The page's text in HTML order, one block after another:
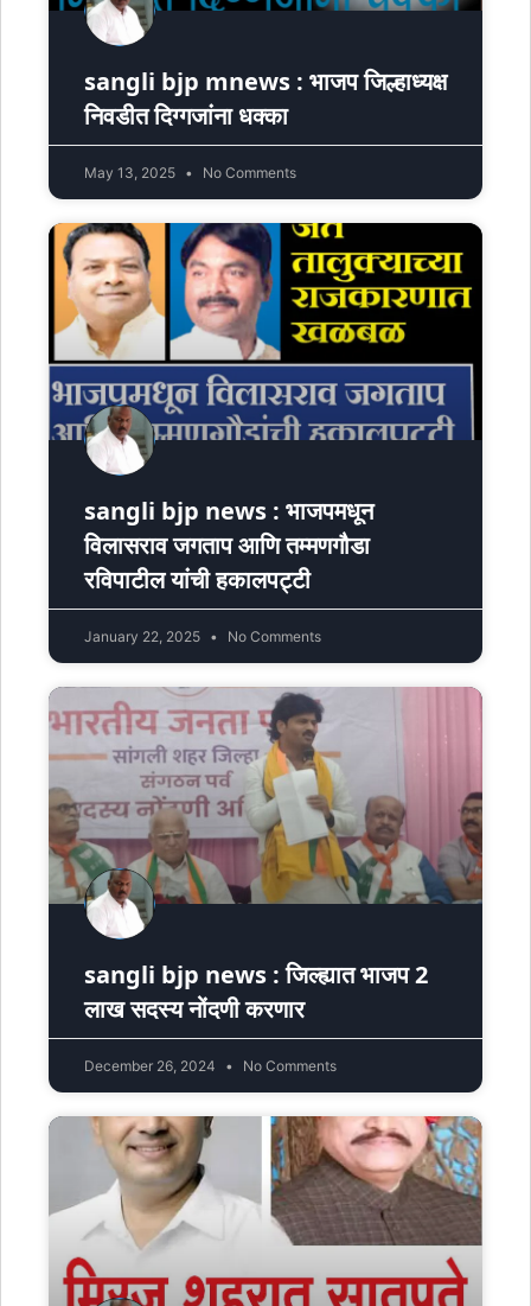
sangli bjp mnews : भाजप जिल्हाध्यक्ष
निवडीत दिग्गजांना धक्का
May 13, 2025 No Comments
sangli bjp news : भाजपमधून
विलासराव जगताप आणि तम्मणगौडा
रविपाटील यांची हकालपट्टी
January 22, 2025 No Comments
sangli bjp news : जिल्ह्यात भाजप 2
लाख सदस्य नोंदणी करणार
December 26, 2024 No Comments